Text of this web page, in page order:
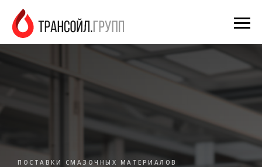
ПОСТАВКИ СМАЗОЧНЫХ МАТЕРИАЛОВ